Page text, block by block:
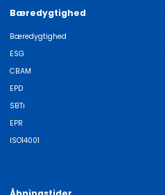
Bæredygtighed
Bæredygtighed
ESG
CBAM
EPD
SBTi
EPR
ISO14001